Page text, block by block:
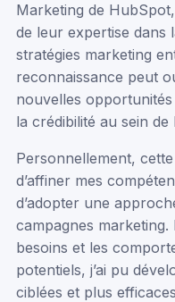
Marketing de
de leur expertise dans
stratégies marketing
reconnaissance peut
nouvelles
la crédibilité au sein de
Personnellement,
d’affiner mes
d’adopter une
campagnes
besoins et les
potentiels, j’ai pu
ciblées et plus